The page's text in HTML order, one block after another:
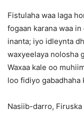
Fistulaha waa laga
fogaan karana waa
inanta; iyo idleynta
waxyeelaya nolosha
Waxaa kale oo
loo fidiyo gabadhaha
Nasiib-darro,